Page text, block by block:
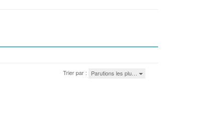
Trier par : Parutions les plu…